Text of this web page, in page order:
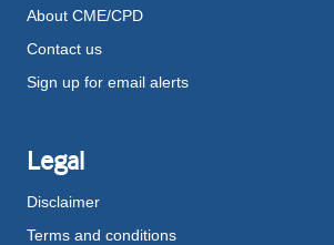
About CME/CPD
Contact us
Sign up for email alerts
Legal
Disclaimer
Terms and conditions